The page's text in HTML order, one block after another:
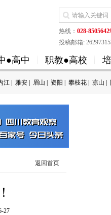
热线： 028-
投稿邮箱:
●高中 职教●高校
江 雅安 眉山 资阳 攀枝花 凉山
返回首页
27